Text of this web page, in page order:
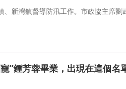
新灣鎮督導防汛工作。市政協主席劉
”鍾芳蓉畢業，出現在這個名